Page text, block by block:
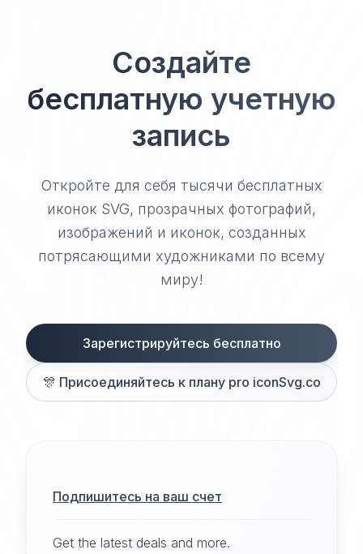
Создайте
бесплатную учетную
запись
Откройте для себя тысячи бесплатных
иконок SVG, прозрачных фотографий,
изображений и иконок, созданных
потрясающими художниками по всему
миру!
Зарегистрируйтесь бесплатно
🎊 Присоединяйтесь к плану pro iconSvg.co
Подпишитесь на ваш счет
Get the latest deals and more.